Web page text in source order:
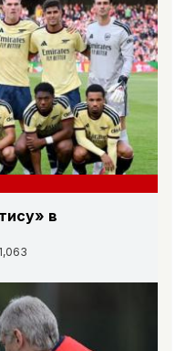
в
1,063